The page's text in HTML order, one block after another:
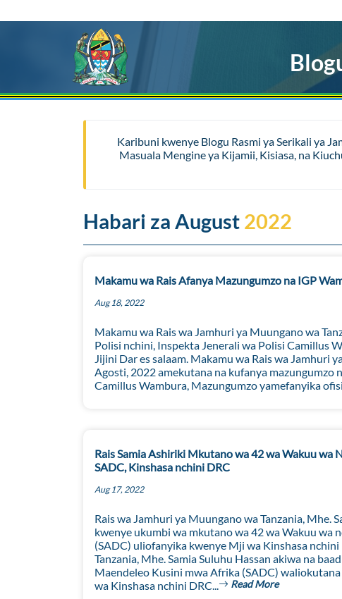
Karibuni kwenye Blogu Rasmi ya Serikali ya
Masuala Mengine ya Kijamii, Kisiasa, na
Habari za August 2022
Makamu wa Rais Afanya Mazungumzo na IGP
Aug 18, 2022
Makamu wa Rais wa Jamhuri ya Muungano wa
Polisi nchini, Inspekta Jenerali wa Polisi Camillus
Jijini Dar es salaam. Makamu wa Rais wa Jamhuri
Agosti, 2022 amekutana na kufanya mazungumzo
Camillus Wambura, Mazungumzo yamefanyika
Rais Samia Ashiriki Mkutano wa 42 wa Wakuu wa
SADC, Kinshasa nchini DRC
Aug 17, 2022
Rais wa Jamhuri ya Muungano wa Tanzania, Mhe.
kwenye ukumbi wa mkutano wa 42 wa Wakuu wa
(SADC) uliofanyika kwenye Mji wa Kinshasa
Tanzania, Mhe. Samia Suluhu Hassan akiwa na
Maendeleo Kusini mwa Afrika (SADC)
wa Kinshasa nchini DRC...
Read More